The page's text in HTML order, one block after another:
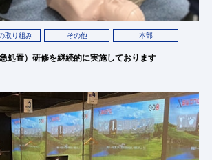
取り組み その他 本部
処置）研修を継続的に実施しております